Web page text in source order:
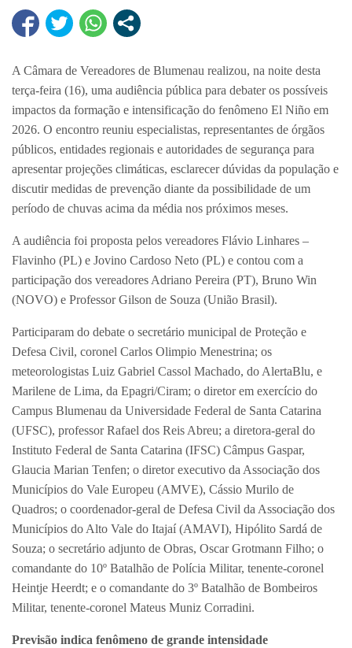
A Câmara de Vereadores de Blumenau realizou, na noite desta
terça-feira (16), uma audiência pública para debater os possíveis
impactos da formação e intensificação do fenômeno El Niño em
2026. O encontro reuniu especialistas, representantes de órgãos
públicos, entidades regionais e autoridades de segurança para
apresentar projeções climáticas, esclarecer dúvidas da população e
discutir medidas de prevenção diante da possibilidade de um
período de chuvas acima da média nos próximos meses.
A audiência foi proposta pelos vereadores Flávio Linhares –
Flavinho (PL) e Jovino Cardoso Neto (PL) e contou com a
participação dos vereadores Adriano Pereira (PT), Bruno Win
(NOVO) e Professor Gilson de Souza (União Brasil).
Participaram do debate o secretário municipal de Proteção e
Defesa Civil, coronel Carlos Olimpio Menestrina; os
meteorologistas Luiz Gabriel Cassol Machado, do AlertaBlu, e
Marilene de Lima, da Epagri/Ciram; o diretor em exercício do
Campus Blumenau da Universidade Federal de Santa Catarina
(UFSC), professor Rafael dos Reis Abreu; a diretora-geral do
Instituto Federal de Santa Catarina (IFSC) Câmpus Gaspar,
Glaucia Marian Tenfen; o diretor executivo da Associação dos
Municípios do Vale Europeu (AMVE), Cássio Murilo de
Quadros; o coordenador-geral de Defesa Civil da Associação dos
Municípios do Alto Vale do Itajaí (AMAVI), Hipólito Sardá de
Souza; o secretário adjunto de Obras, Oscar Grotmann Filho; o
comandante do 10º Batalhão de Polícia Militar, tenente-coronel
Heintje Heerdt; e o comandante do 3º Batalhão de Bombeiros
Militar, tenente-coronel Mateus Muniz Corradini.
Previsão indica fenômeno de grande intensidade